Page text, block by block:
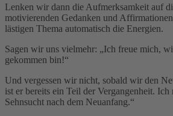
Lenken wir dann die Aufmerksamkeit auf
motivierenden Gedanken und
lästigen Thema automatisch die Energien.
Sagen wir uns vielmehr: „Ich freue mich,
gekommen bin!“
Und vergessen wir nicht, sobald wir den
ist er bereits ein Teil der Vergangenheit. Ich
Sehnsucht nach dem Neuanfang.“